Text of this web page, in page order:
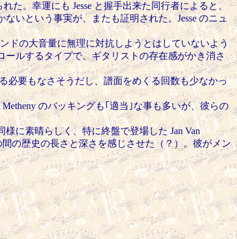
た。幸運にも Jesse と握手出来た同行者によると、
いという事実が、またも証明された。Jesse のニュ
ドの大音量に無理に対抗しようとはしていないよう
ールするタイプで、ギタリストの存在感がかき消さ
必要もなさそうだし、譜面をめくる回数も少なかっ
のバッキングも｢適当｣な事も多いが、彼らの
に素晴らしく、特に終盤で登場した Jan Van
の歴史の長さと深さを感じさせた（？）。彼がメン